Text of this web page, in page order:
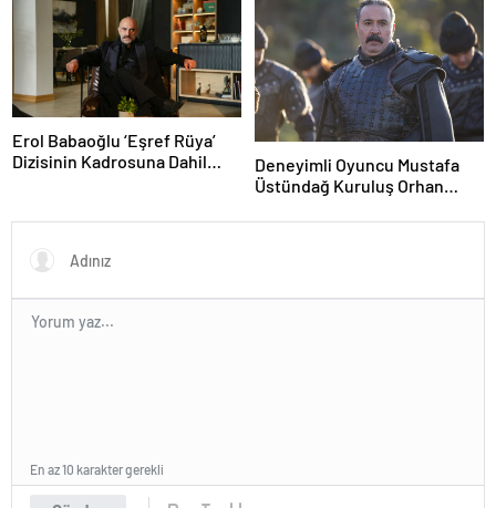
Erol Babaoğlu ‘Eşref Rüya’
Dizisinin Kadrosuna Dahil
Deneyimli Oyuncu Mustafa
Üstündağ Kuruluş Orhan
En az 10 karakter gerekli